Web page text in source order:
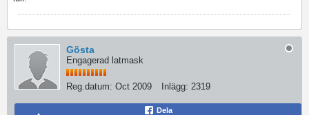
Gösta
Engagerad latmask
Reg.datum: Oct 2009 Inlägg: 2319
Dela